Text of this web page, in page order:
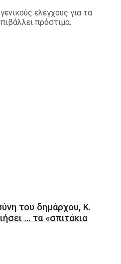
ελέγχους για τα
πρόστιμα.
του δημάρχου, Κ.
… τα «σπιτάκια